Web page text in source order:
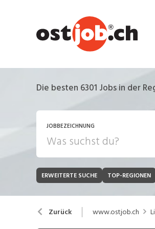
Die besten 6301 Jobs in der
JOBBEZEICHNUNG
JOB-TYP
Festanstellung
Bank, Versicherung
Chemie, Pharma,
ERWEITERTE SUCHE TOP-REGIONEN
Zurück www.ostjob.ch